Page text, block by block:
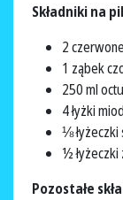
Składniki na
2
1 ząbek
250 ml
4 łyżki
⅛ łyżeczki
½ łyżeczki
Pozostałe